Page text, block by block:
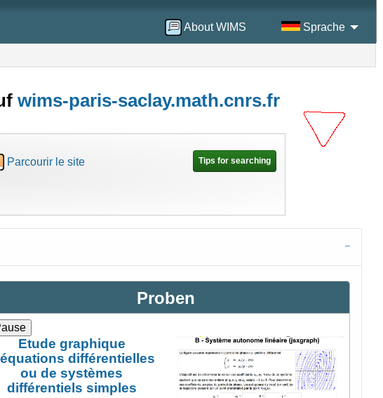
About WIMS Sprache
wims-paris-saclay.math.cnrs.fr
Tips for searching
Parcourir le site
Proben
Etude graphique
différentielles
ou de systèmes
différentiels simples